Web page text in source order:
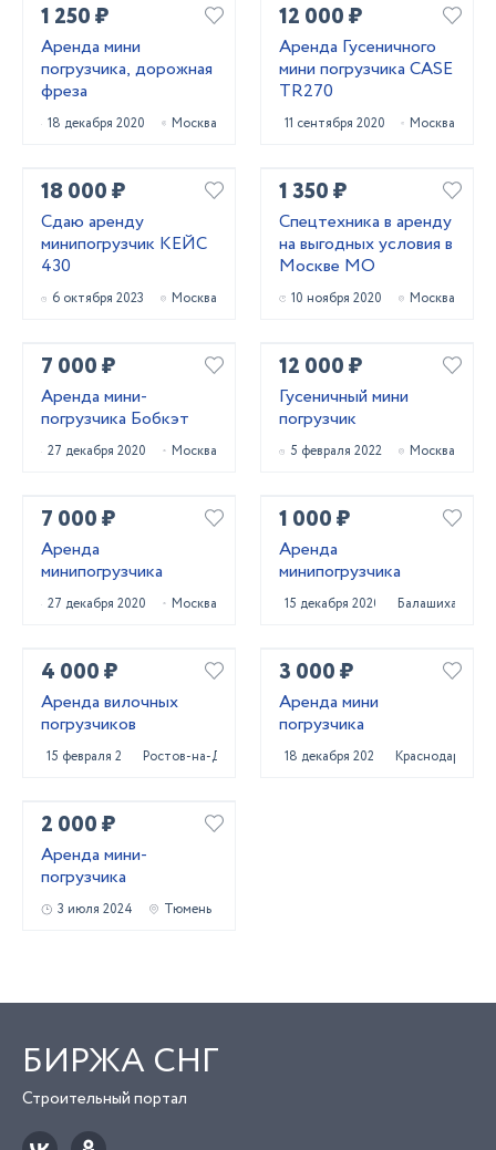
1 250 ₽
Аренда мини
погрузчика, дорожная
фреза
18 декабря 2020 Москва
12 000 ₽
Аренда Гусеничного
мини погрузчика CASE
TR270
11 сентября 2020 Москва
18 000 ₽
Сдаю аренду
минипогрузчик КЕЙС
430
6 октября 2023 Москва
1 350 ₽
Спецтехника в аренду
на выгодных условия в
Москве МО
10 ноября 2020 Москва
7 000 ₽
Аренда мини-
погрузчика Бобкэт
27 декабря 2020 Москва
12 000 ₽
Гусеничный мини
погрузчик
5 февраля 2022 Москва
7 000 ₽
Аренда
минипогрузчика
27 декабря 2020 Москва
1 000 ₽
Аренда
минипогрузчика
15 декабря 2020 Балашиха
4 000 ₽
Аренда вилочных
погрузчиков
15 февраля 2024Ростов-на-Дону
3 000 ₽
Аренда мини
погрузчика
18 декабря 2022 Краснодар
2 000 ₽
Аренда мини-
погрузчика
3 июля 2024 Тюмень
БИРЖА СНГ
Строительный портал